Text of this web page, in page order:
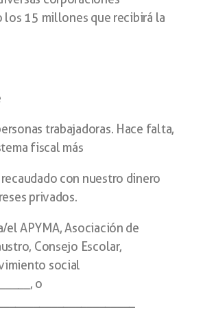
los 15 millones que recibirá la
trabajadoras. Hace falta,
fiscal más
con nuestro dinero
privados.
el APYMA, Asociación de
Consejo Escolar,
social
o